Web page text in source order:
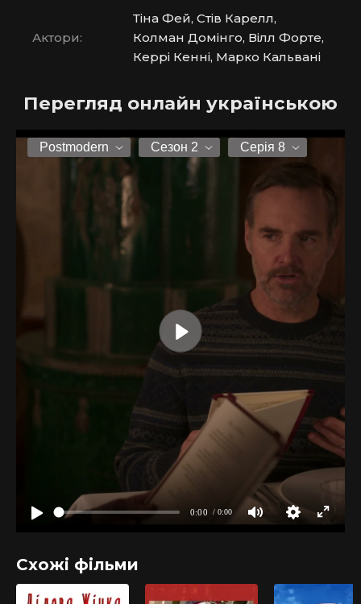
Актори:
Тіна Фей, Стів Карелл,
Колман Домінго, Вілл Форте,
Керрі Кенні, Марко Кальвані
Перегляд онлайн українською
Схожі фільми